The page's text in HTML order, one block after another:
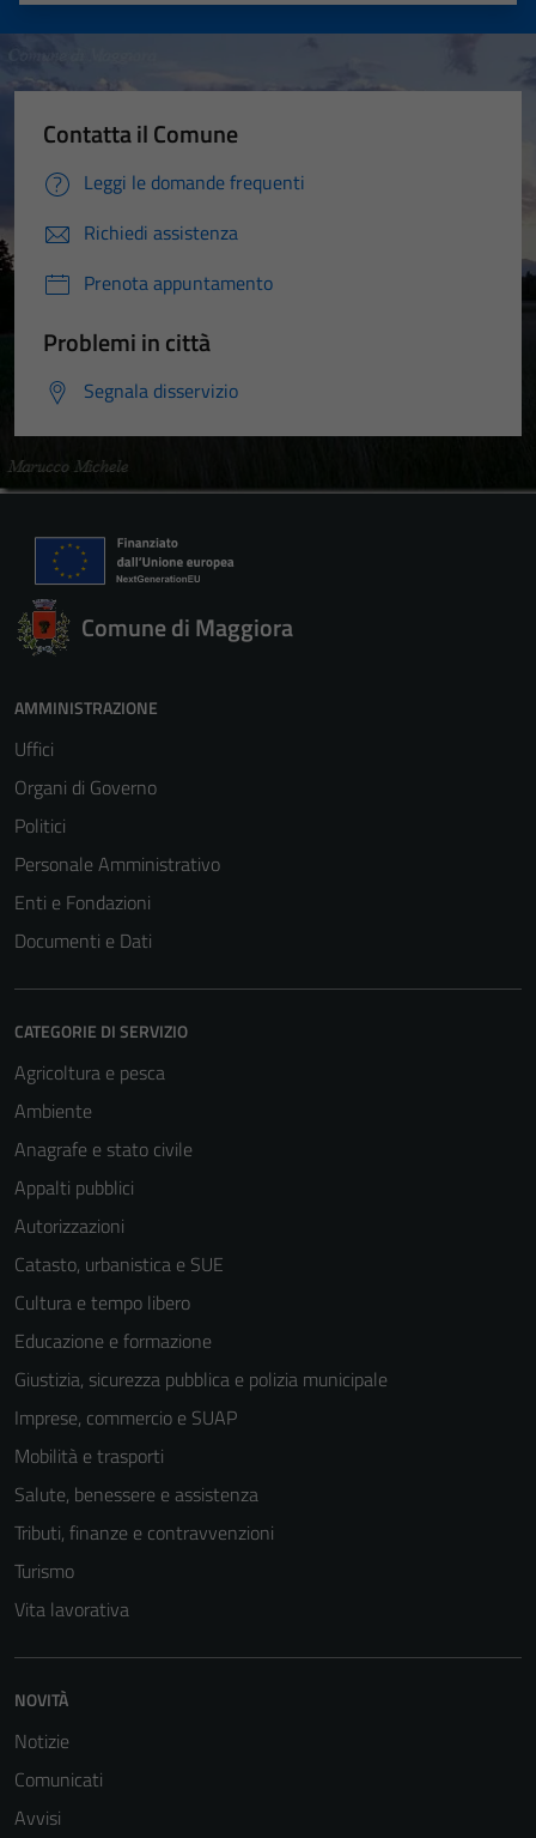
Contatta il Comune
Leggi le domande frequenti
Richiedi assistenza
Prenota appuntamento
Problemi in città
Segnala disservizio
Comune di Maggiora
AMMINISTRAZIONE
Uffici
Organi di Governo
Politici
Personale Amministrativo
Enti e Fondazioni
Documenti e Dati
CATEGORIE DI SERVIZIO
Agricoltura e pesca
Ambiente
Anagrafe e stato civile
Appalti pubblici
Autorizzazioni
Catasto, urbanistica e SUE
Cultura e tempo libero
Educazione e formazione
Giustizia, sicurezza pubblica e polizia municipale
Imprese, commercio e SUAP
Mobilità e trasporti
Salute, benessere e assistenza
Tributi, finanze e contravvenzioni
Turismo
Vita lavorativa
NOVITÀ
Notizie
Comunicati
Avvisi